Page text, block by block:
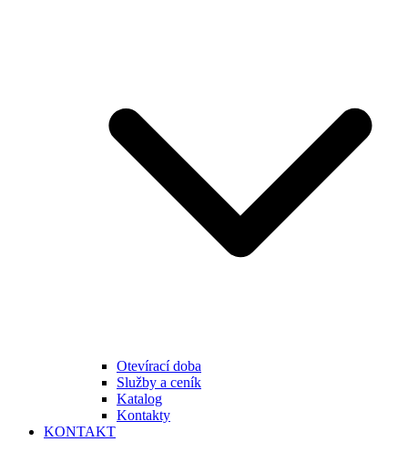
Otevírací doba
Služby a ceník
Katalog
Kontakty
KONTAKT